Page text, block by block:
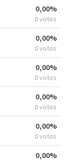
0,00%
0 votos
0,00%
0 votos
0,00%
0 votos
0,00%
0 votos
0,00%
0 votos
0,00%